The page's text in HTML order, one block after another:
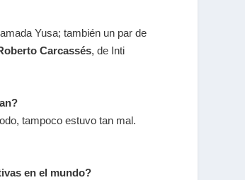
Yusa; también un par de
Carcassés, de Inti
tampoco estuvo tan mal.
en el mundo?